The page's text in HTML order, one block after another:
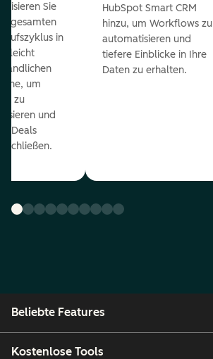
Sie
gesamten
in
leicht
um
zu
und
Deals
HubSpot Smart CRM
hinzu, um Workflows zu
automatisieren und
tiefere Einblicke in Ihre
Daten zu erhalten.
Beliebte Features
Kostenlose Tools